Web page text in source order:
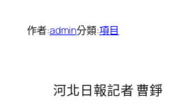
作者:admin分類:項目
河北日報記者 曹錚